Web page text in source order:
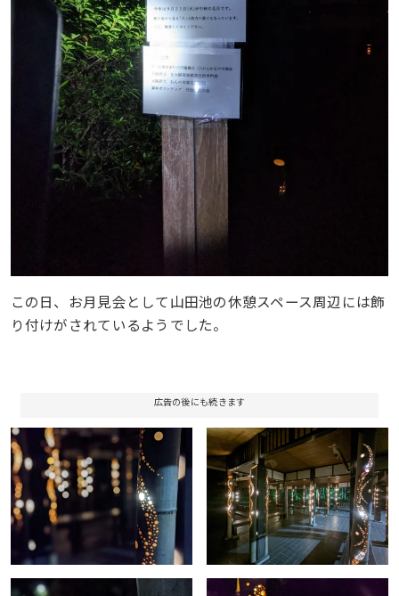
この日、お月見会として山田池の休憩スペース周辺には飾
り付けがされているようでした。
広告の後にも続きます